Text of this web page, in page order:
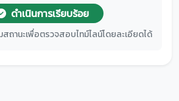
ดำเนินการเรียบร้อย
ถานะเพื่อตรวจสอบไทม์ไลน์โดยละเอียดได้